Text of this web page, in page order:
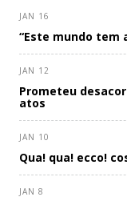
JAN 16
“Este mundo tem
JAN 12
Prometeu
atos
JAN 10
Qua! qua! ecco!
JAN 8